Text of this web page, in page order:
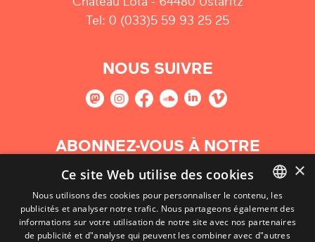
Tel: 0 (033)5 59 93 25 25
NOUS SUIVRE
ABONNEZ-VOUS À NOTRE
NEWSLETTER
S'abonner
BASQUE
FRENCH
×
Ce site Web utilise des cookies
Nous utilisons des cookies pour personnaliser le contenu, les
publicités et analyser notre trafic. Nous partageons également des
informations sur votre utilisation de notre site avec nos partenaires
de publicité et d"analyse qui peuvent les combiner avec d"autres